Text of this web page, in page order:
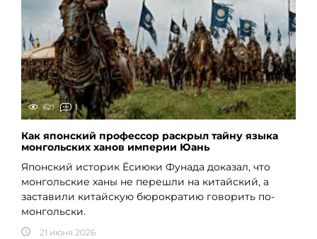
621 1
Как японский профессор раскрыл тайну языка
монгольских ханов империи Юань
Японский историк Ёсиюки Фунада доказал, что
монгольские ханы не перешли на китайский, а
заставили китайскую бюрократию говорить по-
монгольски.
21 июня 2026